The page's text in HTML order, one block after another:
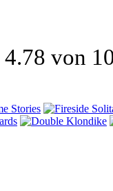
4.78 von